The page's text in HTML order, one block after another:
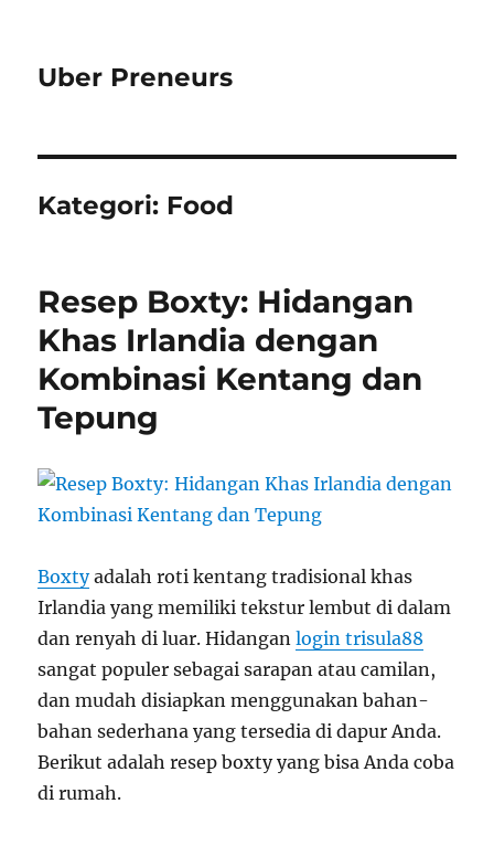
Uber Preneurs
Kategori: Food
Resep Boxty: Hidangan
Khas Irlandia dengan
Kombinasi Kentang dan
Tepung
Boxtyadalah roti kentang tradisional khas
Irlandia yang memiliki tekstur lembut di dalam
dan renyah di luar. Hidanganlogin trisula88
sangat populer sebagai sarapan atau camilan,
dan mudah disiapkan menggunakan bahan-
bahan sederhana yang tersedia di dapur Anda.
Berikut adalah resep boxty yang bisa Anda coba
di rumah.